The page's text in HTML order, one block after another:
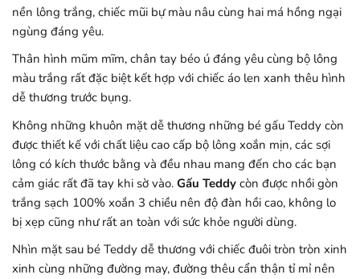
nền lông trắng, chiếc mũi bự màu nâu cùng hai má hồng ngại
ngùng đáng yêu.
Thân hình mũm mĩm, chân tay béo ú đáng yêu cùng bộ lông
màu trắng rất đặc biệt kết hợp với chiếc áo len xanh thêu hình
dễ thương trước bụng.
Không những khuôn mặt dễ thương những bé gấu Teddy còn
được thiết kế với chất liệu cao cấp bộ lông xoắn mịn, các sợi
lông có kích thước bằng và đều nhau mang đến cho các bạn
cảm giác rất đã tay khi sờ vào. Gấu Teddy còn được nhồi gòn
trắng sạch 100% xoắn 3 chiều nên độ đàn hồi cao, không lo
bị xẹp cũng như rất an toàn với sức khỏe người dùng.
Nhìn mặt sau bé Teddy dễ thương với chiếc đuôi tròn tròn xinh
xinh cùng những đường may, đường thêu cẩn thận tỉ mỉ nên